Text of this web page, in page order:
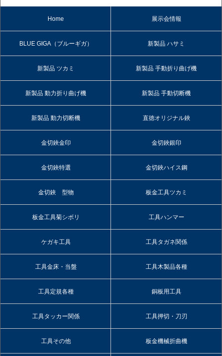
Home 展示会情報
BLUE GIGA（ブルーギガ） 新製品 ハサミ
新製品 ツカミ 新製品 手動折り曲げ機
新製品 動力折り曲げ機 新製品 手動切断機
新製品 動力切断機 直徳オリジナル鋏
金切鋏金印 金切鋏銀印
金切鋏特選 金切鋏ハイス鋼
金切鋏 型物 板金工具ツカミ
板金工具菊シボリ 工具ハンマー
ケガキ工具 工具タガネ関係
工具金床・当盤 工具木製品各種
工具定規各種 銅板用工具
工具タッカー関係 工具押切・刀刃
工具その他 板金機械折曲機